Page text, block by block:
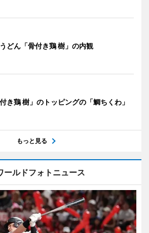
どん「骨付き鶏 樹」の内観
付き鶏 樹」のトッピングの「鯛ちくわ」
もっと見る
ールドフォトニュース